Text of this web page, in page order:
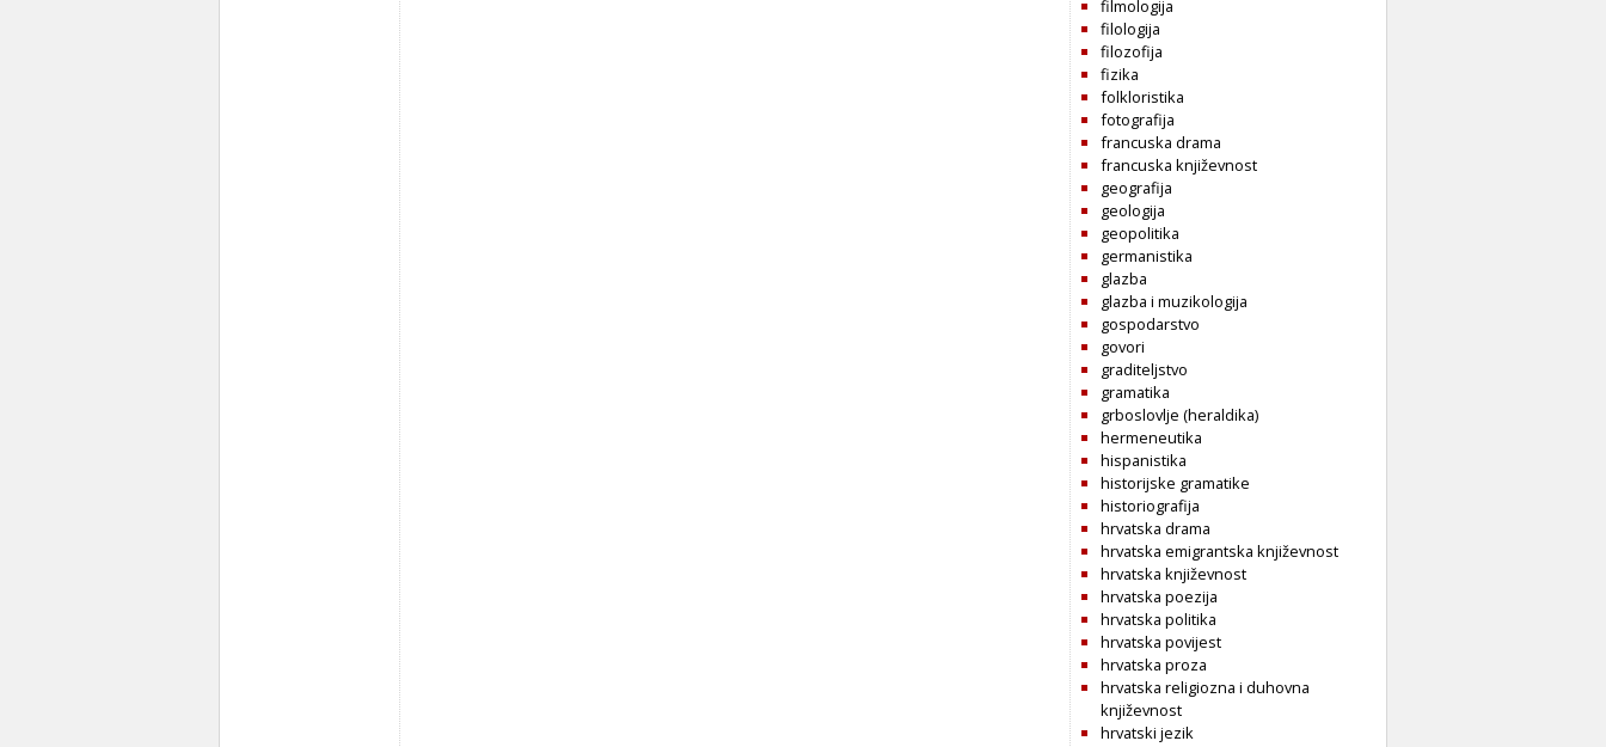
filmologija
filologija
filozofija
fizika
folkloristika
fotografija
francuska drama
francuska književnost
geografija
geologija
geopolitika
germanistika
glazba
glazba i muzikologija
gospodarstvo
govori
graditeljstvo
gramatika
grboslovlje (heraldika)
hermeneutika
hispanistika
historijske gramatike
historiografija
hrvatska drama
hrvatska emigrantska književnost
hrvatska književnost
hrvatska poezija
hrvatska politika
hrvatska povijest
hrvatska proza
hrvatska religiozna i duhovna
književnost
hrvatski jezik